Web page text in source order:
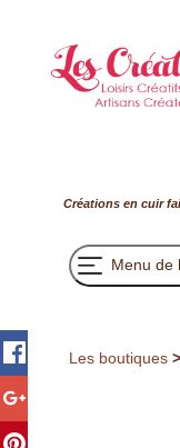
Créations en cuir
Menu de
Les boutiques >